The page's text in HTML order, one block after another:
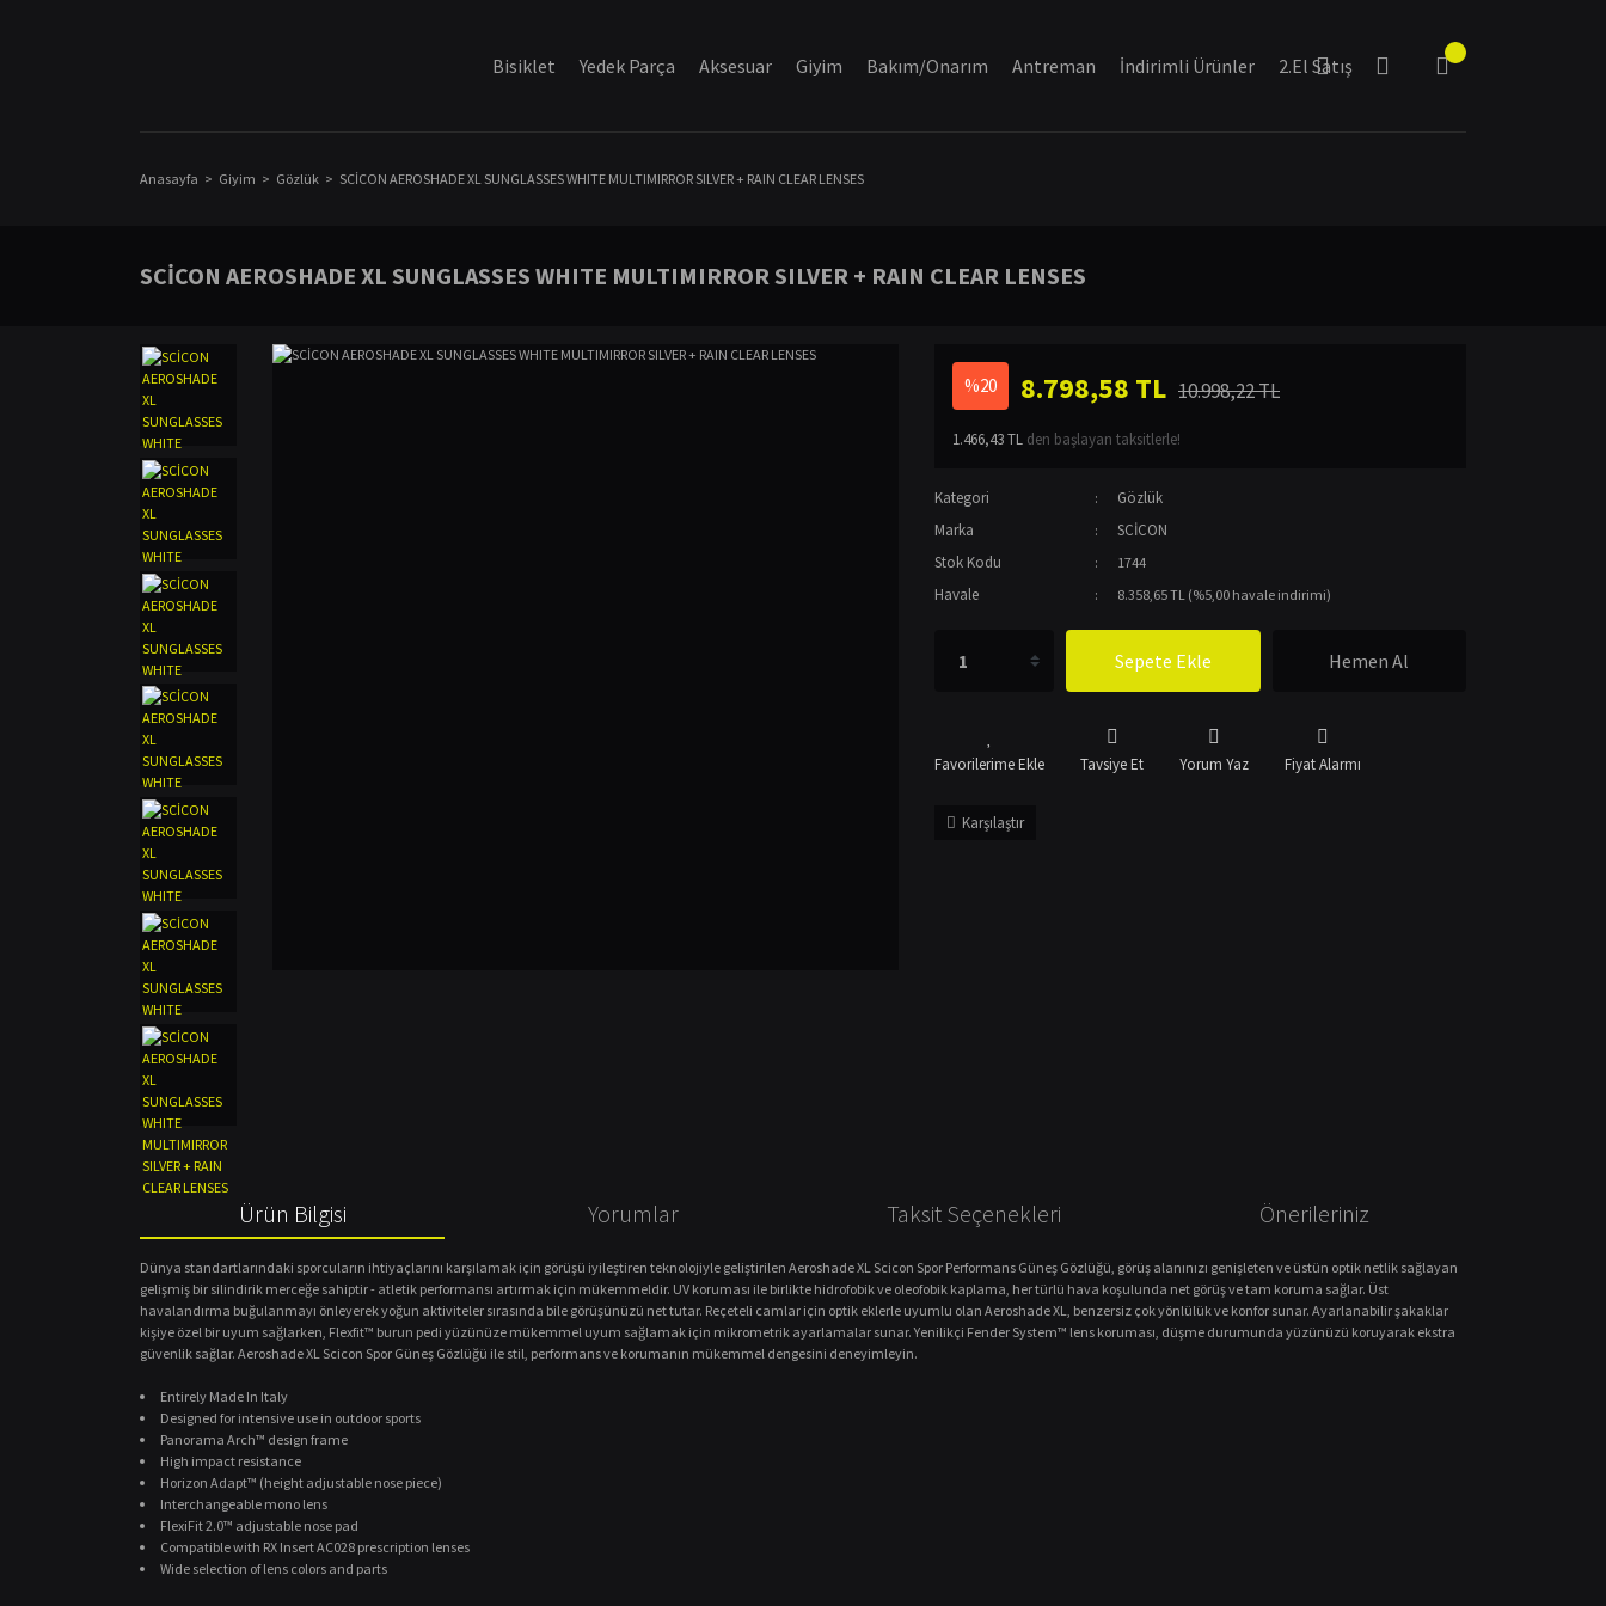
Bisiklet Yedek Parça Aksesuar Giyim Bakım/Onarım Antreman İndirimli Ürünler 2.El Satış
Anasayfa Giyim Gözlük SCİCON AEROSHADE XL SUNGLASSES WHITE MULTIMIRROR SILVER + RAIN CLEAR LENSES
SCİCON AEROSHADE XL SUNGLASSES WHITE MULTIMIRROR SILVER + RAIN CLEAR LENSES
%20 8.798,58 TL 10.998,22 TL
1.466,43 TL den başlayan taksitlerle!
Kategori
Gözlük
Marka
SCİCON
Stok Kodu
1744
Havale 8.358,65 TL (%5,00 havale indirimi)
Sepete Ekle Hemen Al
Tavsiye Et Yorum Yaz Fiyat Alarmı
Karşılaştır
Ürün Bilgisi Yorumlar Taksit Seçenekleri Önerileriniz
Dünya standartlarındaki sporcuların ihtiyaçlarını karşılamak için görüşü iyileştiren teknolojiyle geliştirilen Aeroshade XL Scicon Spor Performans Güneş Gözlüğü, görüş alanınızı genişleten ve üstün optik netlik sağlayan
gelişmiş bir silindirik merceğe sahiptir - atletik performansı artırmak için mükemmeldir. UV koruması ile birlikte hidrofobik ve oleofobik kaplama, her türlü hava koşulunda net görüş ve tam koruma sağlar. Üst
havalandırma buğulanmayı önleyerek yoğun aktiviteler sırasında bile görüşünüzü net tutar. Reçeteli camlar için optik eklerle uyumlu olan Aeroshade XL, benzersiz çok yönlülük ve konfor sunar. Ayarlanabilir şakaklar
kişiye özel bir uyum sağlarken, Flexfit™ burun pedi yüzünüze mükemmel uyum sağlamak için mikrometrik ayarlamalar sunar. Yenilikçi Fender System™ lens koruması, düşme durumunda yüzünüzü koruyarak ekstra
güvenlik sağlar. Aeroshade XL Scicon Spor Güneş Gözlüğü ile stil, performans ve korumanın mükemmel dengesini deneyimleyin.
Entirely Made In Italy
Designed for intensive use in outdoor sports
Panorama Arch™ design frame
High impact resistance
Horizon Adapt™ (height adjustable nose piece)
Interchangeable mono lens
FlexiFit 2.0™ adjustable nose pad
Compatible with RX Insert AC028 prescription lenses
Wide selection of lens colors and parts